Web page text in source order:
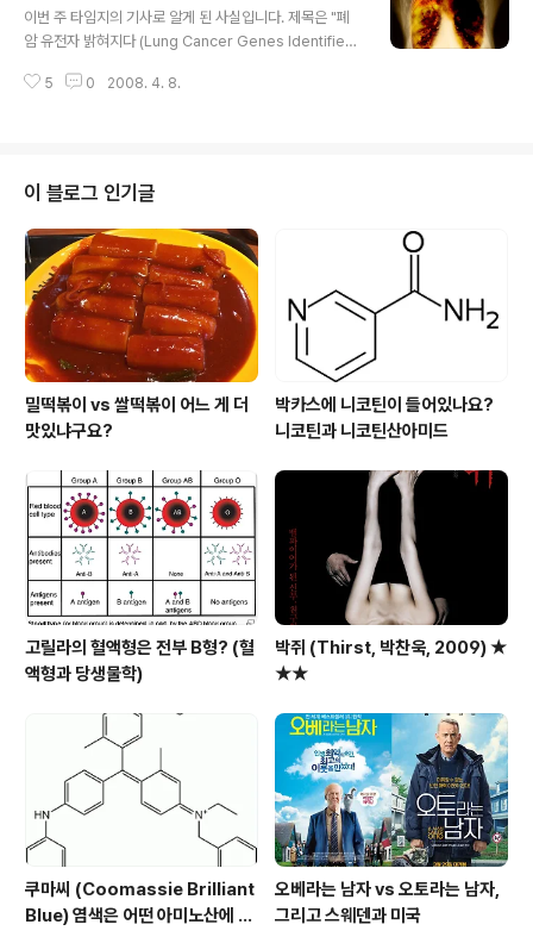
cer. 국내 기사에서는 커피와 가슴크기만을 주로 다뤘는데, 사실 이런 연구를
하게..
이번 주 타임지의 기사로 알게 된 사실입니다. 제목은 "폐
암 유전자 밝혀지다 (Lung Cancer Genes Identifie
는 것이지만 흡연자의 약 80% 가량에서는 폐암이 발병하
간 염색체 15번에 위치한 유전자들인데 이 유전자의 돌연
변이 (1염기의 변이)가 폐암 발병율을 높인다고 합니다. 인
간은 두 쌍의 염색체를 가지고 있으므로 이 유전자를 쌍으
로 가지고 있는데 한 쪽에만 변이가 일어나면 약 28% 더
폐암 발병율이 높아지고 두 쌍을 가지고 있므면 무려 ..
5 0 2008. 4. 8.
이 블로그 인기글
밀떡볶이 vs 쌀떡볶이 어느 게 더
맛있냐구요?
박카스에 니코틴이 들어있나요?
니코틴과 니코틴산아미드
고릴라의 혈액형은 전부 B형? (혈
액형과 당생물학)
박쥐 (Thirst, 박찬욱, 2009) ★
★★
쿠마씨 (Coomassie Brilliant
Blue) 염색은 어떤 아미노산에 되
오베라는 남자 vs 오토라는 남자,
그리고 스웨덴과 미국